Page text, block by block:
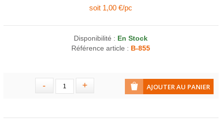
soit 1,00 €/pc
Disponibilité : En Stock
Référence article : B-855